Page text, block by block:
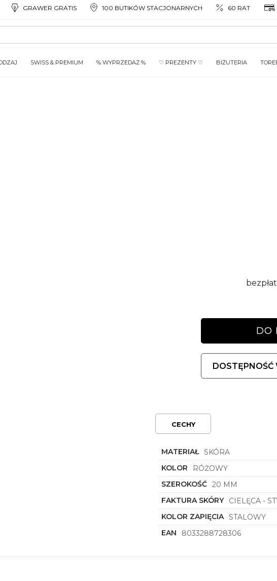
GRAWER GRATIS 100 BUTIKÓW STACJONARNYCH 60 RAT
SWISS & PREMIUM % WYPRZEDAŻ % ♡ PREZENTY ♡ BIŻUTERIA
DO
DOSTĘPNOŚĆ
CECHY
MATERIAŁ SKÓRA
KOLOR
RÓŻOWY
SZEROKOŚĆ 20 MM
FAKTURA SKÓRY
CIELĘCA -
KOLOR ZAPIĘCIA STALOWY
EAN
8033288728306